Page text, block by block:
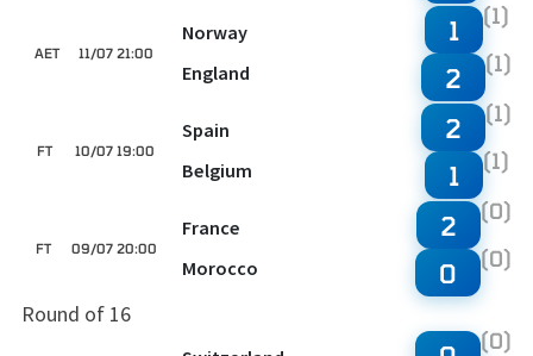
11/07 21:00
AET
Norway
England
1 (1)
2 (1)
10/07 19:00
FT
Spain
Belgium
2 (1)
1 (1)
09/07 20:00
FT
France
Morocco
2 (0)
0 (0)
Round of 16
(0)